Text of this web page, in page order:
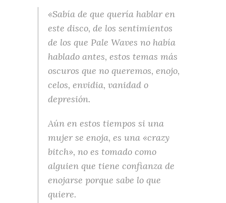
«Sabía de que quería hablar en
este disco, de los sentimientos
de los que Pale Waves no había
hablado antes, estos temas más
oscuros que no queremos, enojo,
celos, envidia, vanidad o
depresión.
Aún en estos tiempos si una
mujer se enoja, es una «crazy
bitch», no es tomado como
alguien que tiene confianza de
enojarse porque sabe lo que
quiere.